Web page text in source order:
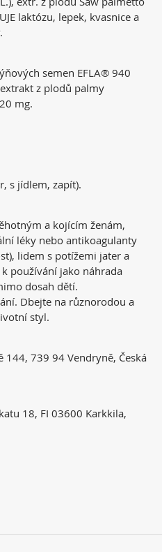
laktózu, lepek, kvasnice a
semen EFLA® 940
z plodů palmy
mg.
s jídlem, zapít).
a kojícím ženám,
léky nebo antikoagulanty
lidem s potížemi jater a
používání jako náhrada
dosah dětí.
Dbejte na různorodou a
styl.
144, 739 94 Vendryně, Česká
18, FI 03600 Karkkila,